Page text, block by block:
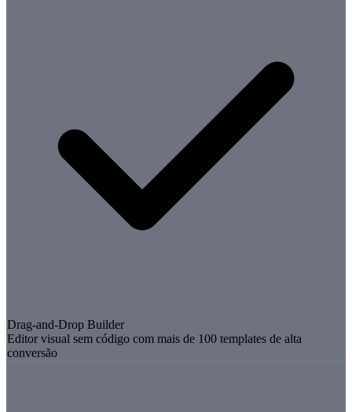
Drag-and-Drop Builder
Editor visual sem código com mais de 100 templates de alta
conversão